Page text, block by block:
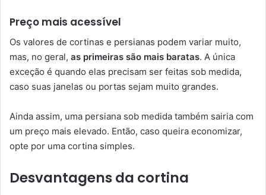
Preço mais acessível
Os valores de cortinas e persianas podem variar muito,
mas, no geral, as primeiras são mais baratas. A única
exceção é quando elas precisam ser feitas sob medida,
caso suas janelas ou portas sejam muito grandes.
Ainda assim, uma persiana sob medida também sairia com
um preço mais elevado. Então, caso queira economizar,
opte por uma cortina simples.
Desvantagens da cortina